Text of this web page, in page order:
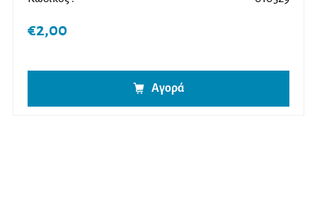
€2,00
Αγορά